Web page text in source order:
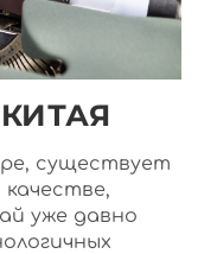
существует
уже давно